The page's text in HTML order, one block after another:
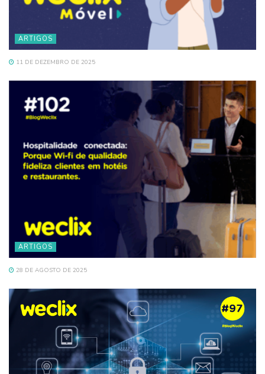
ARTIGOS
11 DE DEZEMBRO DE 2025
ARTIGOS
28 DE AGOSTO DE 2025